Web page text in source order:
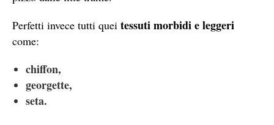
Perfetti invece tutti quei tessuti morbidi e leggeri
come:
chiffon,
georgette,
seta.